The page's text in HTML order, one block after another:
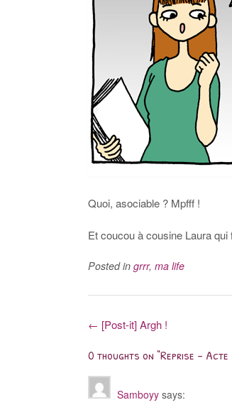
Quoi, asociable ? Mpfff !
Et coucou à cousine Laura
Posted in grrr, ma life
Post
navigation
← [Post-it] Argh !
0 thoughts on “Reprise –
Samboyy says: